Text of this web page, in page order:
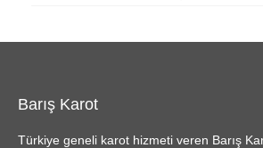
Barış Karot
Türkiye geneli karot hizmeti veren Barış